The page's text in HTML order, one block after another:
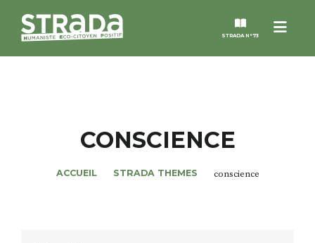
Menu
STRADA N°73
MAGAZINES
NOS THÈMES
CONSCIENCE
ACCUEIL STRADA THEMES conscience